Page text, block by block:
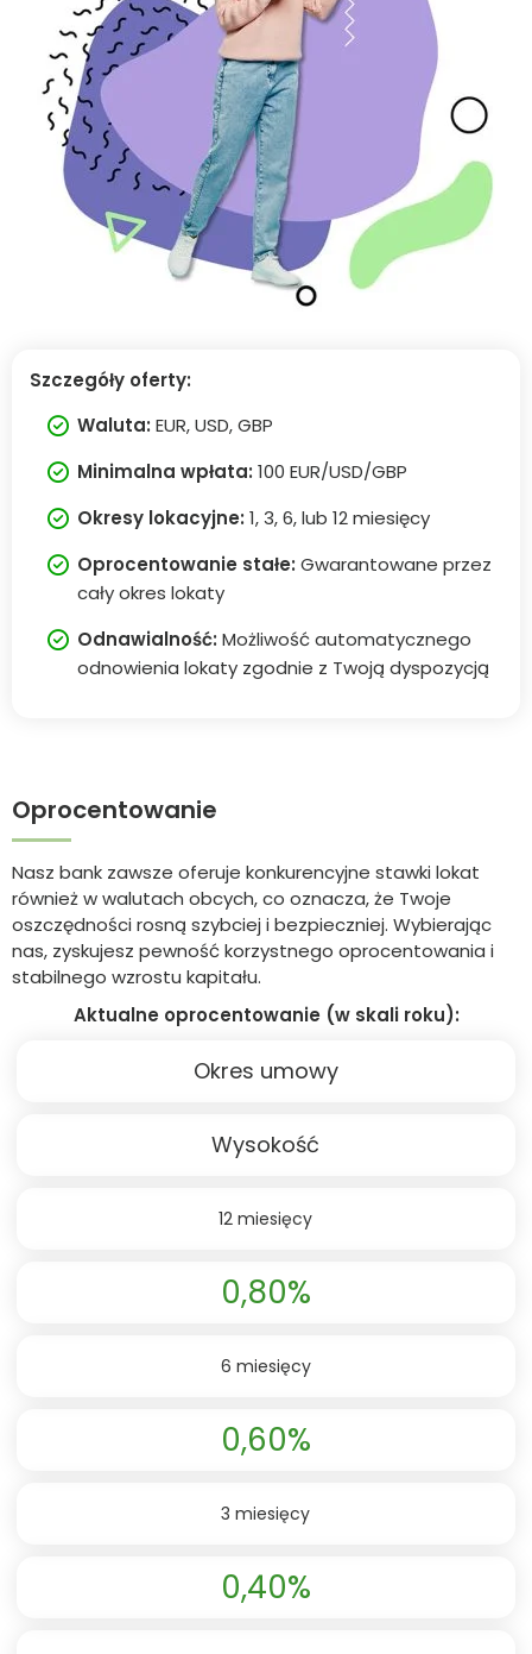
Szczegóły oferty:
Waluta: EUR, USD, GBP
Minimalna wpłata: 100 EUR/USD/GBP
Okresy lokacyjne: 1, 3, 6, lub 12 miesięcy
Oprocentowanie stałe: Gwarantowane przez
cały okres lokaty
Odnawialność: Możliwość automatycznego
odnowienia lokaty zgodnie z Twoją dyspozycją
Oprocentowanie
Nasz bank zawsze oferuje konkurencyjne stawki lokat
również w walutach obcych, co oznacza, że Twoje
oszczędności rosną szybciej i bezpieczniej. Wybierając
nas, zyskujesz pewność korzystnego oprocentowania i
stabilnego wzrostu kapitału.
Aktualne oprocentowanie (w skali roku):
Okres umowy
Wysokość
12 miesięcy
0,80%
6 miesięcy
0,60%
3 miesięcy
0,40%